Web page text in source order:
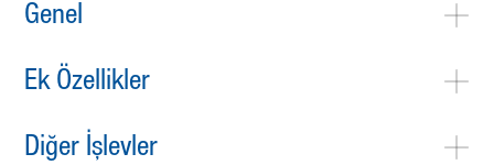
Genel
Ek Özellikler
Diğer İşlevler